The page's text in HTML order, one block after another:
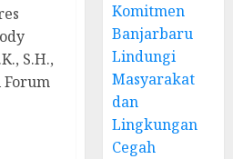
S.H.,
Forum
Komitmen
Banjarbaru
Lindungi
Masyarakat
dan
Lingkungan
Cegah